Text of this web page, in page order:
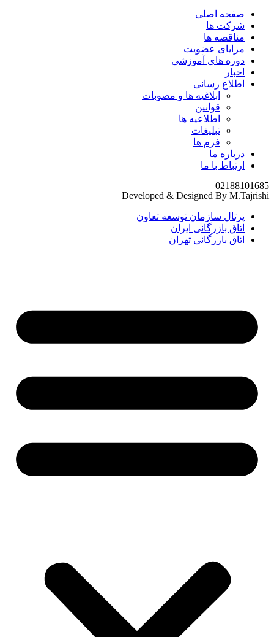
صفحه اصلی
شرکت ها
مناقصه ها
مزایای عضویت
دوره های آموزشی
اخبار
اطلاع رسانی
ابلاغیه ها و مصوبات
قوانین
اطلاعیه ها
تبلیغات
فرم ها
درباره ما
ارتباط با ما
02188101685
Developed & Designed By M.Tajrishi
پرتال سازمان توسعه تعاون
اتاق بازرگانی ایران
اتاق بازرگانی تهران